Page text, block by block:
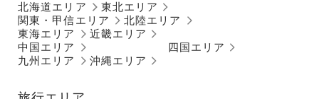
北海道エリア
東北エリア
関東・甲信エリア
北陸エリア
東海エリア
近畿エリア
中国エリア
四国エリア
九州エリア
沖縄エリア